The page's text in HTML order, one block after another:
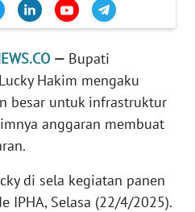
— Bupati
Hakim mengaku
besar untuk infrastruktur
anggaran membuat
di sela kegiatan panen
IPHA, Selasa (22/4/2025).